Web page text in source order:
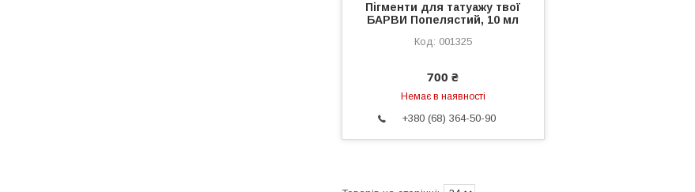
Пігменти для татуажу твої
БАРВИ Попелястий, 10 мл
001325
700 ₴
Немає в наявності
+380 (68) 364-50-90